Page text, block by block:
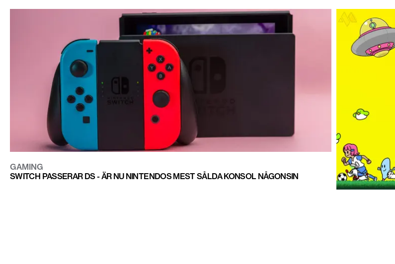
GAMING
SWITCH PASSERAR DS - ÄR NU NINTENDOS MEST SÅLDA KONSOL NÅGONSIN